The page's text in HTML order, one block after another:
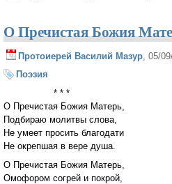
О Пречистая Божия
Протоиерей Василий Мазур , 05/
Поэзия
* * *
О Пречистая Божия Матерь,
Подбираю молитвы слова,
Не умеет просить благодати
Не окрепшая в вере душа.
О Пречистая Божия Матерь,
Омофором согрей и покрой,